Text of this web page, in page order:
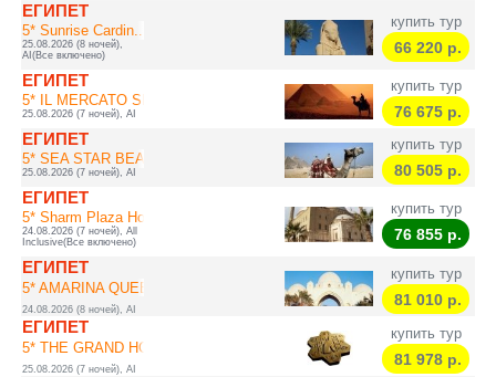
ЕГИПЕТ
5* Sunrise Cardin...
25.08.2026 (8 ночей),
AI(Все включено)
купить тур
66 220 р.
ЕГИПЕТ
5* IL MERCATO SPL...
25.08.2026 (7 ночей), AI
купить тур
76 675 р.
ЕГИПЕТ
5* SEA STAR BEAUR...
25.08.2026 (7 ночей), AI
купить тур
80 505 р.
ЕГИПЕТ
5* Sharm Plaza Ho...
24.08.2026 (7 ночей), All
Inclusive(Все включено)
купить тур
76 855 р.
ЕГИПЕТ
5* AMARINA QUEEN ...
24.08.2026 (8 ночей), AI
купить тур
81 010 р.
ЕГИПЕТ
5* THE GRAND HOTE...
25.08.2026 (7 ночей), AI
купить тур
81 978 р.